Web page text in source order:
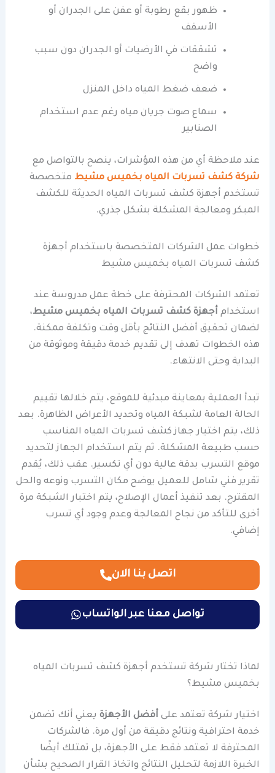
ظهور بقع رطوبة أو عفن على الجدران أو
الأسقف
تشققات في الأرضيات أو الجدران دون سبب
واضح
ضعف ضغط المياه داخل المنزل
سماع صوت جريان مياه رغم عدم استخدام
الصنابير
عند ملاحظة أي من هذه المؤشرات، ينصح بالتواصل مع
شركة كشف تسربات المياه بخميس مشيط متخصصة
تستخدم أجهزة كشف تسربات المياه الحديثة للكشف
المبكر ومعالجة المشكلة بشكل جذري.
خطوات عمل الشركات المتخصصة باستخدام أجهزة
كشف تسربات المياه بخميس مشيط
تعتمد الشركات المحترفة على خطة عمل مدروسة عند
استخدام أجهزة كشف تسربات المياه بخميس مشيط،
لضمان تحقيق أفضل النتائج بأقل وقت وتكلفة ممكنة.
هذه الخطوات تهدف إلى تقديم خدمة دقيقة وموثوقة من
البداية وحتى الانتهاء.
تبدأ العملية بمعاينة مبدئية للموقع، يتم خلالها تقييم
الحالة العامة لشبكة المياه وتحديد الأعراض الظاهرة. بعد
ذلك، يتم اختيار جهاز كشف تسربات المياه المناسب
حسب طبيعة المشكلة. ثم يتم استخدام الجهاز لتحديد
موقع التسرب بدقة عالية دون أي تكسير. عقب ذلك، يُقدم
تقرير فني شامل للعميل يوضح مكان التسرب ونوعه والحل
المقترح. بعد تنفيذ أعمال الإصلاح، يتم اختبار الشبكة مرة
أخرى للتأكد من نجاح المعالجة وعدم وجود أي تسرب
إضافي.
اتصل بنا الان
تواصل معنا عبر الواتساب
لماذا تختار شركة تستخدم أجهزة كشف تسربات المياه
بخميس مشيط؟
اختيار شركة تعتمد على أفضل الأجهزة يعني أنك تضمن
خدمة احترافية ونتائج دقيقة من أول مرة. فالشركات
المحترفة لا تعتمد فقط على الأجهزة، بل تمتلك أيضًا
الخبرة اللازمة لتحليل النتائج واتخاذ القرار الصحيح بشأن